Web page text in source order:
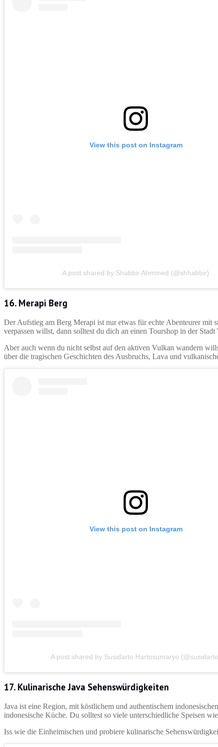
View this post on Instagram
A post shared by Shabbir Ahmmed (@shhabbir)
16. Merapi Berg
Der Aufstieg am Berg Merapi ist nur etwas für echte Abenteurer
verpassen willst, dann solltest du dich an einen Tourshop in der
Aber auch wenn du nicht selbst auf den aktiven Vulkan wandern
über die tragischen Geschichten des Ausbruchs, Lava und
View this post on Instagram
A post shared by Susidarto Hartosumaryo
17. Kulinarische Java Sehenswürdigkeiten
Java ist eine Region, mit köstlichem und authentischem
indonesische Küche. Du solltest so viele unterschiedliche Speisen
Iss wie die Einheimischen und probiere kulinarische